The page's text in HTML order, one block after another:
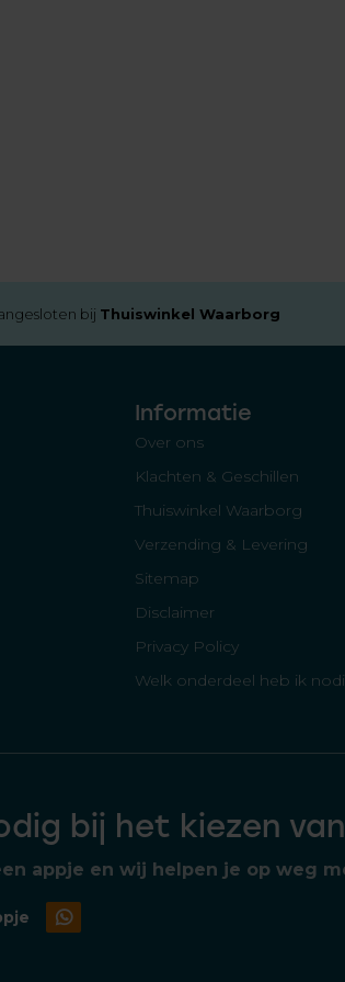
bij Thuiswinkel Waarborg
Informatie
Over ons
Klachten & Geschillen
Thuiswinkel Waarborg
Verzending & Levering
Sitemap
Disclaimer
Privacy Policy
Welk onderdeel heb ik
bij het kiezen
appje en wij helpen je op weg